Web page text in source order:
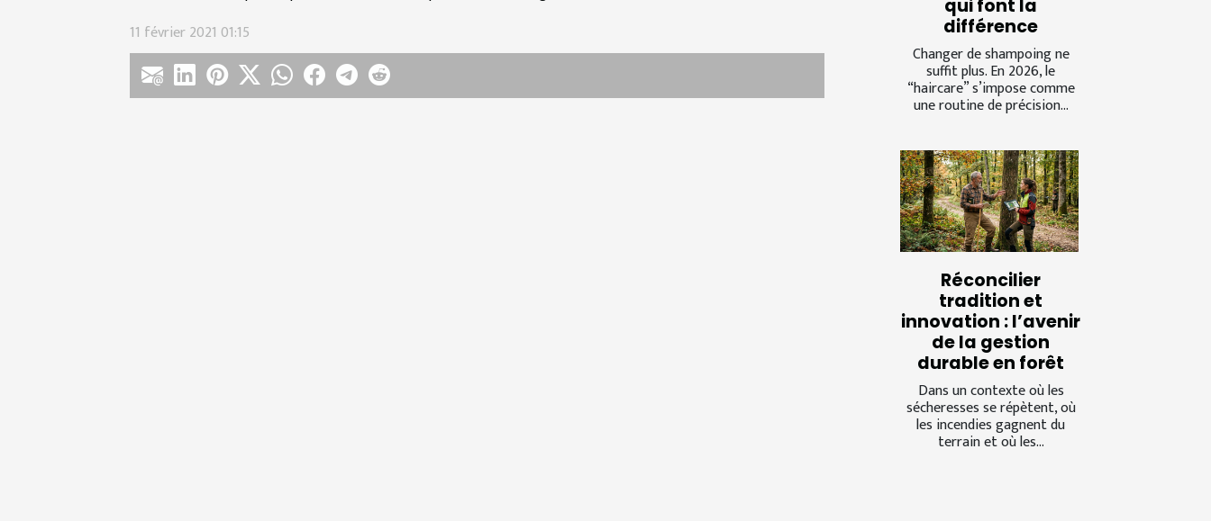
11 février 2021 01:15
qui font la
différence
Changer de shampoing ne
suffit plus. En 2026, le
“haircare” s’impose comme
une routine de précision...
Réconcilier
tradition et
innovation : l’avenir
de la gestion
durable en forêt
Dans un contexte où les
sécheresses se répètent, où
les incendies gagnent du
terrain et où les...